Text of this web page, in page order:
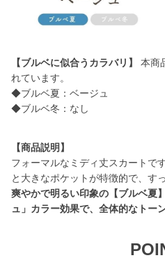
【ブルベに似合うカラバリ】
本商
れています。
◆ブルベ夏：ベージュ
◆ブルベ冬：なし
【商品説明】
フォーマルなミディ丈スカートで
爽やかで明るい印象の【ブルベ夏
ュ」カラー効果で、全体的なトー